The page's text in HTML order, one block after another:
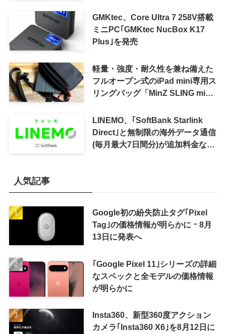
GMKtec、Core Ultra 7 258V搭載
ミニPC｢GMKtec NucBox K17
Plus｣を発売
軽量・強度・耐久性を兼ね備えた
フルオープン式のiPad mini専用ス
リングバッグ「MinZ SLING mini
LINEMO、｢SoftBank Starlink
Direct｣と無制限の海外データ通信
(毎月最大7日間分)が追加料金なし
人気記事
Google初の紛失防止タグ｢Pixel
Tag｣の価格情報が明らかに ｰ 8月
13日に発表へ
｢Google Pixel 11｣シリーズの詳細
なスペックと全モデルの価格情報
が明らかに
Insta360、新型360度アクション
カメラ｢Insta360 X6｣を8月12日に